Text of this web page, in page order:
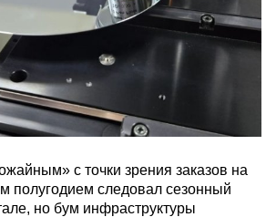
с точки зрения заказов на
полугодием следовал сезонный
но бум инфраструктуры